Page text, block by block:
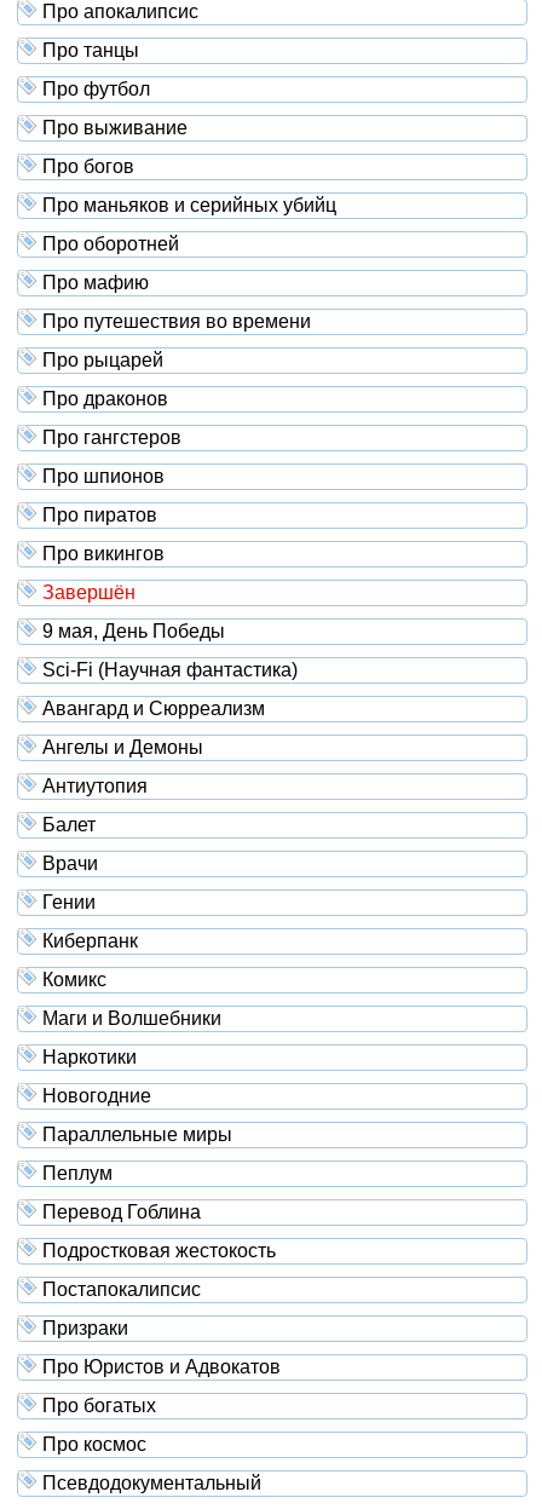
Про апокалипсис
Про танцы
Про футбол
Про выживание
Про богов
Про маньяков и серийных убийц
Про оборотней
Про мафию
Про путешествия во времени
Про рыцарей
Про драконов
Про гангстеров
Про шпионов
Про пиратов
Про викингов
Завершён
9 мая, День Победы
Sci-Fi (Научная фантастика)
Авангард и Сюрреализм
Ангелы и Демоны
Антиутопия
Балет
Врачи
Гении
Киберпанк
Комикс
Маги и Волшебники
Наркотики
Новогодние
Параллельные миры
Пеплум
Перевод Гоблина
Подростковая жестокость
Постапокалипсис
Призраки
Про Юристов и Адвокатов
Про богатых
Про космос
Псевдодокументальный